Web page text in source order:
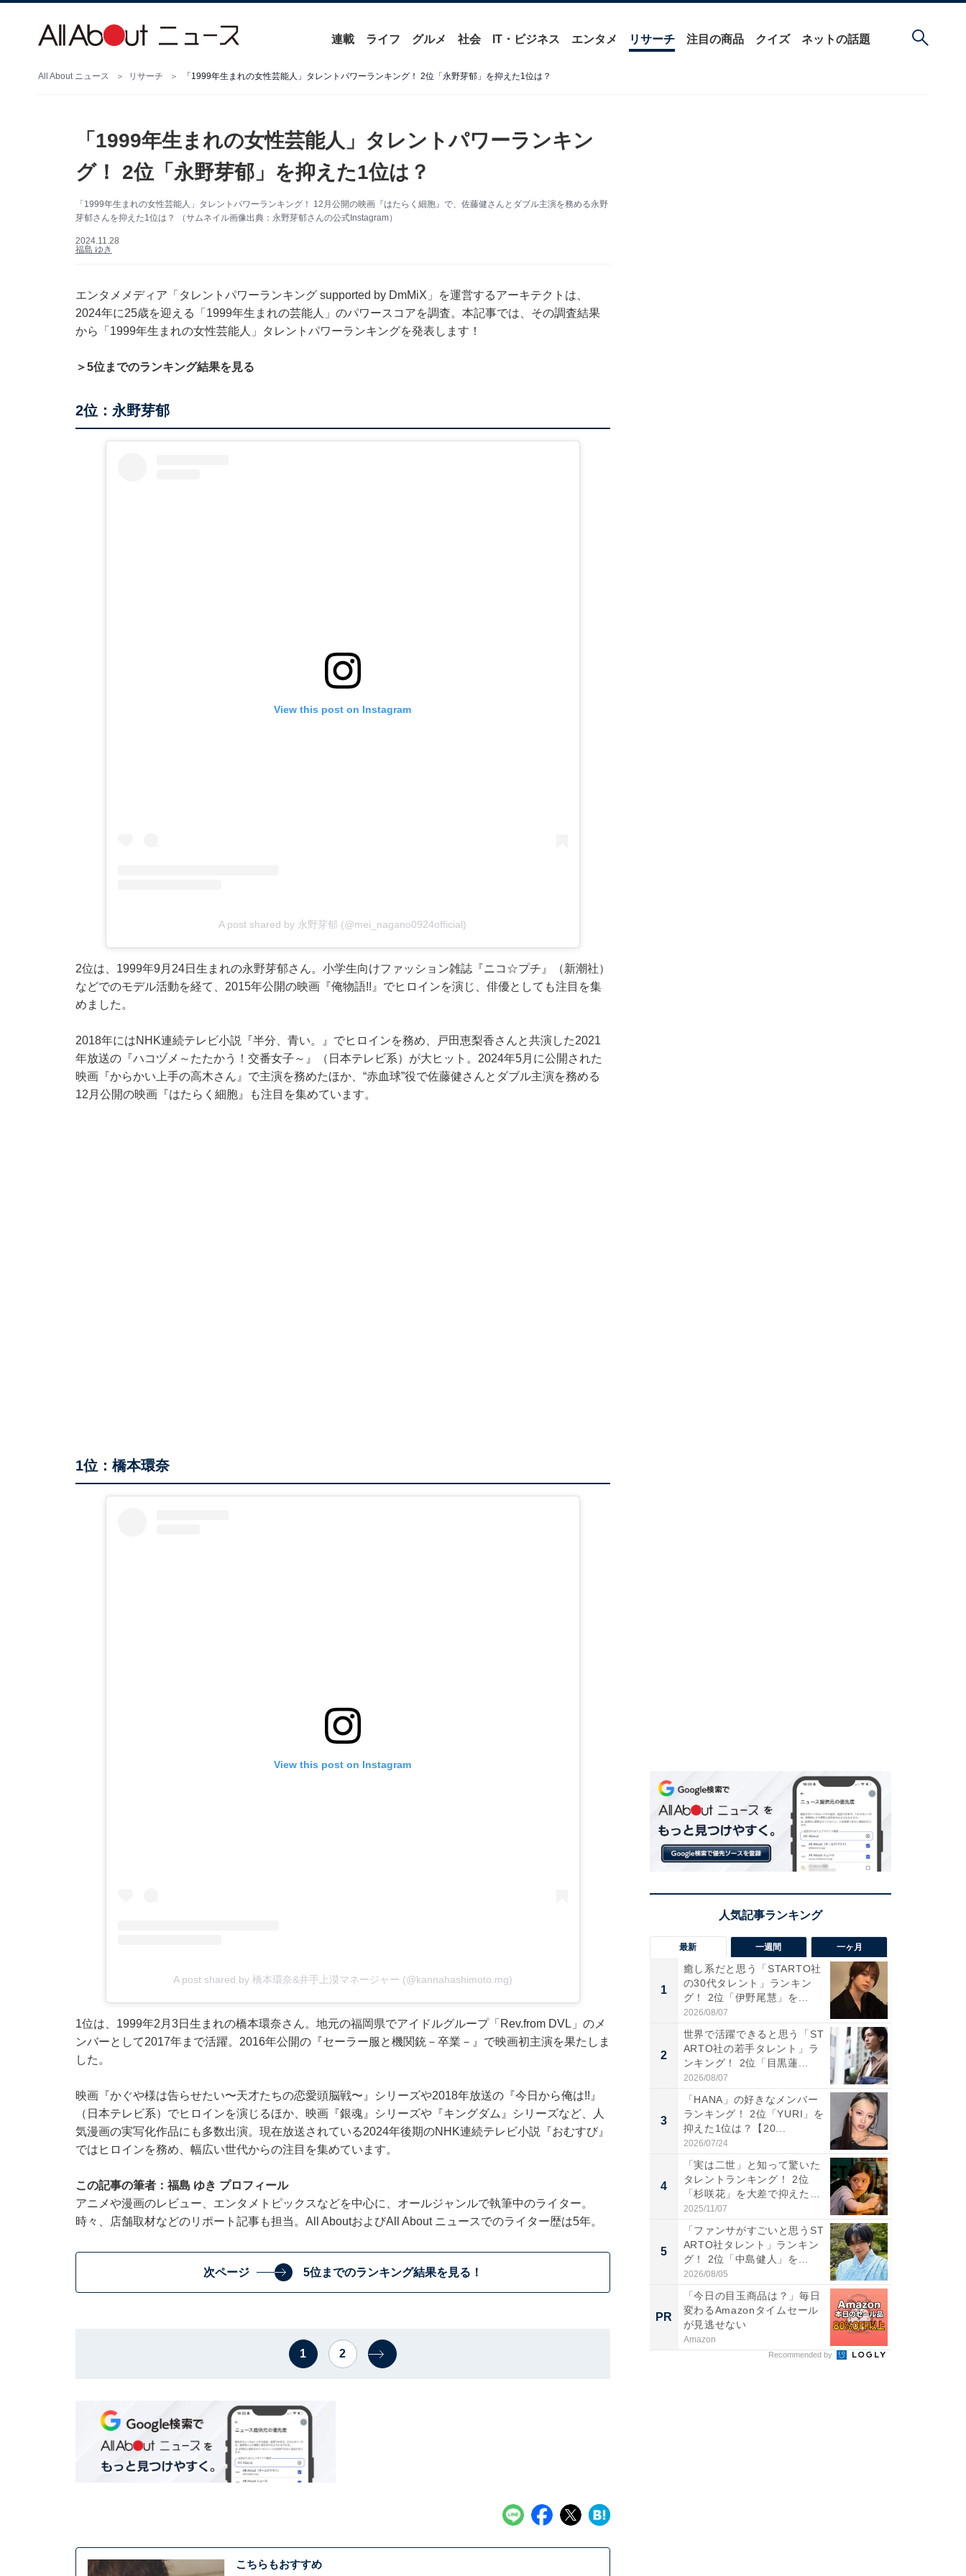
連載 ライフ グルメ 社会 IT・ビジネス エンタメ リサーチ 注目の商品 クイズ ネットの話題
All About ニュース リサーチ 「1999年生まれの女性芸能人」タレントパワーランキング！ 2位「永野芽郁」を抑えた1位は？
「1999年生まれの女性芸能人」タレントパワーランキン
グ！ 2位「永野芽郁」を抑えた1位は？
「1999年生まれの女性芸能人」タレントパワーランキング！ 12月公開の映画『はたらく細胞』で、佐藤健さんとダブル主演を務める永野
芽郁さんを抑えた1位は？ （サムネイル画像出典：永野芽郁さんの公式Instagram）
2024.11.28
福島 ゆき
エンタメメディア「タレントパワーランキング supported by DmMiX」を運営するアーキテクトは、
2024年に25歳を迎える「1999年生まれの芸能人」のパワースコアを調査。本記事では、その調査結果
から「1999年生まれの女性芸能人」タレントパワーランキングを発表します！
＞5位までのランキング結果を見る
2位：永野芽郁
View this post on Instagram
A post shared by 永野芽郁 (@mei_nagano0924official)
2位は、1999年9月24日生まれの永野芽郁さん。小学生向けファッション雑誌『ニコ☆プチ』（新潮社）
などでのモデル活動を経て、2015年公開の映画『俺物語!!』でヒロインを演じ、俳優としても注目を集
めました。
2018年にはNHK連続テレビ小説『半分、青い。』でヒロインを務め、戸田恵梨香さんと共演した2021
年放送の『ハコヅメ～たたかう！交番女子～』（日本テレビ系）が大ヒット。2024年5月に公開された
映画『からかい上手の高木さん』で主演を務めたほか、“赤血球”役で佐藤健さんとダブル主演を務める
12月公開の映画『はたらく細胞』も注目を集めています。
1位：橋本環奈
View this post on Instagram
A post shared by 橋本環奈&井手上漠マネージャー (@kannahashimoto.mg)
1位は、1999年2月3日生まれの橋本環奈さん。地元の福岡県でアイドルグループ「Rev.from DVL」のメ
ンバーとして2017年まで活躍。2016年公開の『セーラー服と機関銃－卒業－』で映画初主演を果たしま
した。
映画『かぐや様は告らせたい〜天才たちの恋愛頭脳戦〜』シリーズや2018年放送の『今日から俺は!!』
（日本テレビ系）でヒロインを演じるほか、映画『銀魂』シリーズや『キングダム』シリーズなど、人
気漫画の実写化作品にも多数出演。現在放送されている2024年後期のNHK連続テレビ小説『おむすび』
ではヒロインを務め、幅広い世代からの注目を集めています。
この記事の筆者：福島 ゆき プロフィール
アニメや漫画のレビュー、エンタメトピックスなどを中心に、オールジャンルで執筆中のライター。
時々、店舗取材などのリポート記事も担当。All AboutおよびAll About ニュースでのライター歴は5年。
次ページ 5位までのランキング結果を見る！
1 2
こちらもおすすめ
最新 一週間 一ヶ月
1
癒し系だと思う「STARTO社
の30代タレント」ランキン
グ！ 2位「伊野尾慧」を...
2026/08/07
2
世界で活躍できると思う「ST
ARTO社の若手タレント」ラ
ンキング！ 2位「目黒蓮...
2026/08/07
3
「HANA」の好きなメンバー
ランキング！ 2位「YURI」を
抑えた1位は？【20...
2026/07/24
4
「実は二世」と知って驚いた
タレントランキング！ 2位
「杉咲花」を大差で抑えた1
位...
2025/11/07
5
「ファンサがすごいと思うST
ARTO社タレント」ランキン
グ！ 2位「中島健人」を...
2026/08/05
PR
「今日の目玉商品は？」毎日
変わるAmazonタイムセール
が見逃せない
Amazon
Recommended by